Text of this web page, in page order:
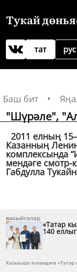
Тукай
рус
тат
Баш бит
"Шүрәле",
2011 елның
Казанның
комплексында
мендәге смотр-
Габдулла
вакыйгалар
«Татар
140
Халыкара күләмдәге «Татар